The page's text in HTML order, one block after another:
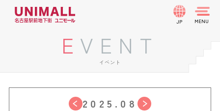
JP
EVENT
イベント
2025.08